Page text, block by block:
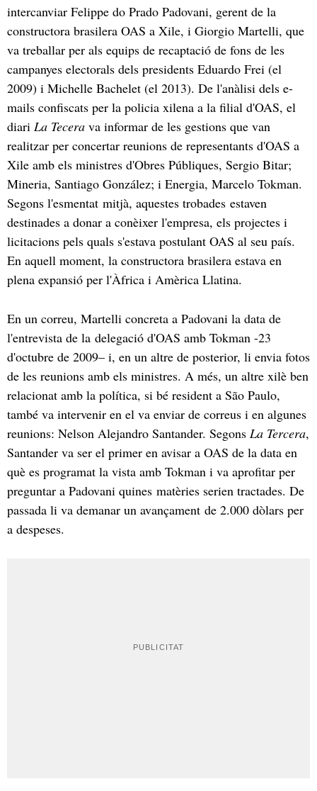
intercanviar Felippe do Prado Padovani, gerent de la
constructora brasilera OAS a Xile, i Giorgio Martelli, que
va treballar per als equips de recaptació de fons de les
campanyes electorals dels presidents Eduardo Frei (el
2009) i Michelle Bachelet (el 2013). De l'anàlisi dels e-
mails confiscats per la policia xilena a la filial d'OAS, el
diari La Tecera va informar de les gestions que van
realitzar per concertar reunions de representants d'OAS a
Xile amb els ministres d'Obres Públiques, Sergio Bitar;
Mineria, Santiago González; i Energia, Marcelo Tokman.
Segons l'esmentat mitjà, aquestes trobades estaven
destinades a donar a conèixer l'empresa, els projectes i
licitacions pels quals s'estava postulant OAS al seu país.
En aquell moment, la constructora brasilera estava en
plena expansió per l'Àfrica i Amèrica Llatina.
En un correu, Martelli concreta a Padovani la data de
l'entrevista de la delegació d'OAS amb Tokman -23
d'octubre de 2009– i, en un altre de posterior, li envia fotos
de les reunions amb els ministres. A més, un altre xilè ben
relacionat amb la política, si bé resident a São Paulo,
també va intervenir en el va enviar de correus i en algunes
reunions: Nelson Alejandro Santander. Segons La Tercera,
Santander va ser el primer en avisar a OAS de la data en
què es programat la vista amb Tokman i va aprofitar per
preguntar a Padovani quines matèries serien tractades. De
passada li va demanar un avançament de 2.000 dòlars per
a despeses.